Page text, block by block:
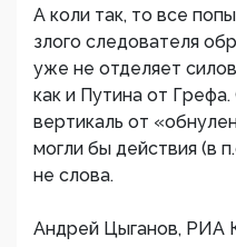
А коли так, то все
злого следователя
уже не отделяет
как и Путина от
вертикаль от
могли бы действия (в
не слова.
Андрей Цыганов, РИА